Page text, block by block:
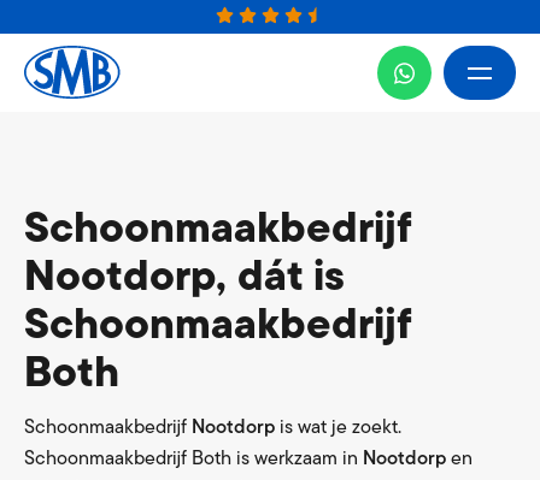
Schoonmaakbedrijf
Nootdorp, dát is
Schoonmaakbedrijf
Both
Schoonmaakbedrijf Nootdorp is wat je zoekt.
Schoonmaakbedrijf Both is werkzaam in Nootdorp en